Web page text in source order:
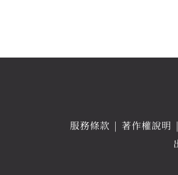
服務條款 著作權說明